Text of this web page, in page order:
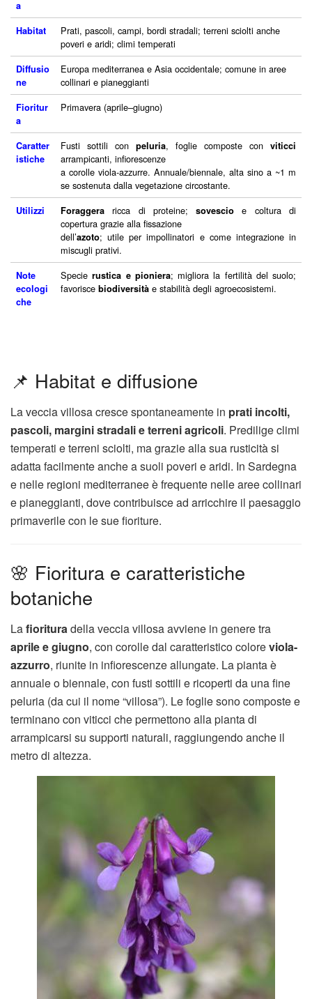
a
Habitat
Prati, pascoli, campi, bordi stradali; terreni sciolti anche
poveri e aridi; climi temperati
Diffusio
ne
Europa mediterranea e Asia occidentale; comune in aree
collinari e pianeggianti
Fioritur
a
Primavera (aprile–giugno)
Caratter
istiche
Fusti sottili con peluria, foglie composte con viticci
arrampicanti, infiorescenze
a corolle viola-azzurre. Annuale/biennale, alta sino a ~1 m
se sostenuta dalla vegetazione circostante.
Utilizzi Foraggera ricca di proteine;sovescio e coltura di
copertura grazie alla fissazione
dell’azoto; utile per impollinatori e come integrazione in
miscugli prativi.
Note
ecologi
che
Specierustica e pioniera; migliora la fertilità del suolo;
favorisce biodiversità e stabilità degli agroecosistemi.
📌 Habitat e diffusione
La veccia villosa cresce spontaneamente in prati incolti,
pascoli, margini stradali e terreni agricoli. Predilige climi
temperati e terreni sciolti, ma grazie alla sua rusticità si
adatta facilmente anche a suoli poveri e aridi. In Sardegna
e nelle regioni mediterranee è frequente nelle aree collinari
e pianeggianti, dove contribuisce ad arricchire il paesaggio
primaverile con le sue fioriture.
🌸 Fioritura e caratteristiche
botaniche
Lafiorituradella veccia villosa avviene in genere tra
aprile e giugno, con corolle dal caratteristico coloreviola-
azzurro, riunite in infiorescenze allungate. La pianta è
annuale o biennale, con fusti sottili e ricoperti da una fine
peluria (da cui il nome “villosa”). Le foglie sono composte e
terminano con viticci che permettono alla pianta di
arrampicarsi su supporti naturali, raggiungendo anche il
metro di altezza.